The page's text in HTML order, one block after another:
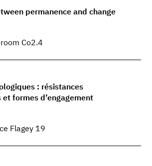
permanence and change
Co2.4
: résistances
formes d’engagement
Flagey 19